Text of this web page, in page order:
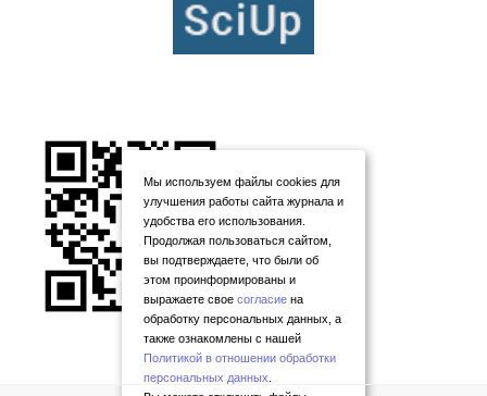
Мы используем файлы cookies для
улучшения работы сайта журнала и
удобства его использования.
Продолжая пользоваться сайтом,
вы подтверждаете, что были об
этом проинформированы и
выражаете свое согласие на
обработку персональных данных, а
также ознакомлены с нашей
Политикой в отношении обработки
персональных данных